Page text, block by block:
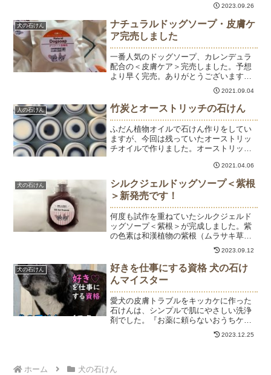
だくと、受講日に関わらず旧料金になり
ます。主なレッスンの料金表です。レッ
スン2023/...
2023.09.26
犬の石けん
ナチュラルドッグソープ・皮膚ケ
ア完売しました
一番人気のドッグソープ、カレンデュラ
配合の＜皮膚ケア＞完売しました。予想
より早く完売。ありがとうございます。
慌てて仕込みました。いつもより多めに
仕込みました。できあがりは今月末を予
定しています。肉球サイズ（15ｇ・300
円）は少し在庫があり...
2021.09.04
人の石けん 竹炭とオーストリッチの石けん
ふだん植物オイルで石けん作りをしてい
ますが、今回は残っていたオーストリッ
チオイルで作りました。オーストリッチ
は免疫力が高く、他の動物よりも早く抗
体を作る上、その抗体が強いという強い
生き物だそうです。ケガも...
2021.04.06
犬の石けん
シルクジェルドッグソープ＜紫根
＞新発売です！
何度も試作を重ねていたシルクジェルド
ッグソープ＜紫根＞が完成しました。紫
の色素は和漢植物の紫根（ムラサキ草の
根）から抽出したものです。紫根は江戸
時代から皮膚のお薬として使われていた
り、紫外線による肌の炎症を修復したり
と、美容効果が高いことで...
2023.09.12
犬の石けん
好きを仕事にする資格 犬の石け
んマイスター
愛犬の皮膚トラブルをキッカケに作った
石けんは、シンプルで肌にやさしい洗浄
剤でした。『お薬に頼らないおうちケ
ア』をコンセプトにドッグケアのショッ
プサイトと石けん教室をしています。愛
2023.12.25
ホーム 犬の石けん